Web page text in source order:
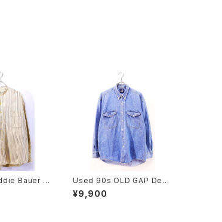
Bauer Li
Cotton
Size X
Used 90s OLD GAP Deni
m BD Shirt Size M 古着
¥9,900